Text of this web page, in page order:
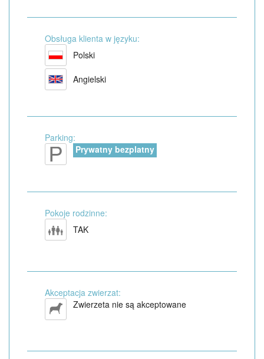
Obsługa klienta w języku:
Polski
Angielski
Parking:
Prywatny bezplatny
Pokoje rodzinne:
TAK
Akceptacja zwierzat:
Zwierzeta nie są akceptowane